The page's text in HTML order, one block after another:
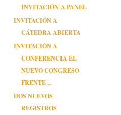
INVITACIÓN A PANEL
INVITACIÓN A
CÁTEDRA ABIERTA
INVITACIÓN A
CONFERENCIA EL
NUEVO CONGRESO
FRENTE ...
DOS NUEVOS
REGISTROS